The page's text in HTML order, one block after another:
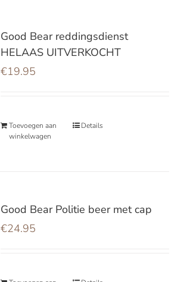
Good Bear reddingsdienst
HELAAS UITVERKOCHT
€19.95
Toevoegen aan
winkelwagen
Details
Good Bear Politie beer met cap
€24.95